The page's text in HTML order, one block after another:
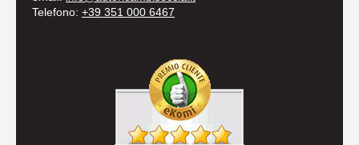
Telefono: +39 351 000 6467